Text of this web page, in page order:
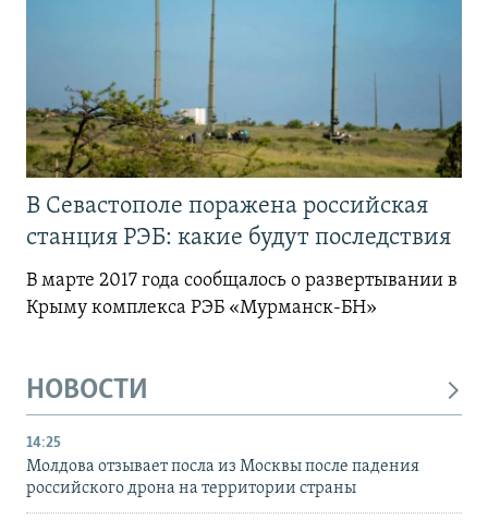
В Севастополе поражена российская
станция РЭБ: какие будут последствия
В марте 2017 года сообщалось о развертывании в
Крыму комплекса РЭБ «Мурманск-БН»
НОВОСТИ
14:25
Молдова отзывает посла из Москвы после падения
российского дрона на территории страны